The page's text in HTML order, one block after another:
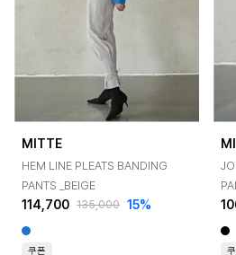
MITTE
HEM LINE PLEATS BANDING
PANTS _BEIGE
114,700 135,000 15%
쿠폰